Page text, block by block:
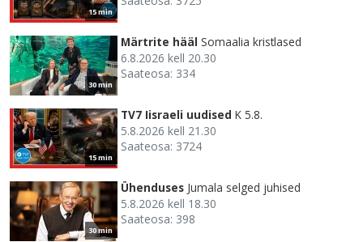
15 min
30 min
Märtrite hääl Somaalia kristlased
6.8.2026 kell 20.30
Saateosa: 334
15 min
TV7 Iisraeli uudised K 5.8.
5.8.2026 kell 21.30
Saateosa: 3724
30 min
Ühenduses Jumala selged juhised
5.8.2026 kell 18.30
Saateosa: 398